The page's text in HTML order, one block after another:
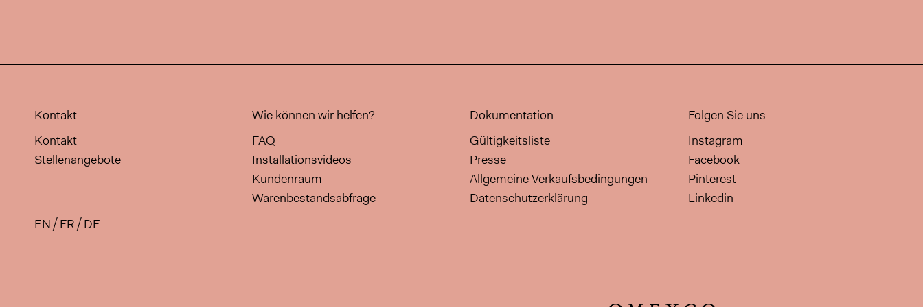
Kontakt
Kontakt
Stellenangebote
Wie können wir helfen?
FAQ
Installationsvideos
Kundenraum
Warenbestandsabfrage
Dokumentation
Gültigkeitsliste
Presse
Allgemeine Verkaufsbedingungen
Datenschutzerklärung
Folgen Sie uns
Instagram
Facebook
Pinterest
Linkedin
Verfügbare Übersetzungen für diese Seite
EN FR DE